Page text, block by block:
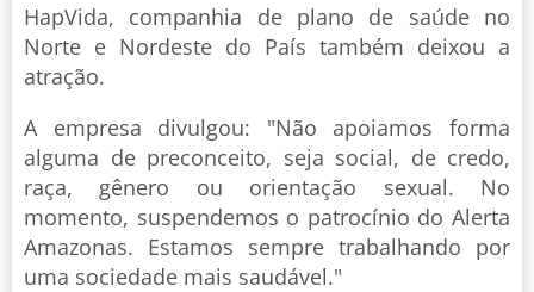
HapVida, companhia de plano de saúde no
Norte e Nordeste do País também deixou a
atração.
A empresa divulgou: "Não apoiamos forma
alguma de preconceito, seja social, de credo,
raça, gênero ou orientação sexual. No
momento, suspendemos o patrocínio do Alerta
Amazonas. Estamos sempre trabalhando por
uma sociedade mais saudável."